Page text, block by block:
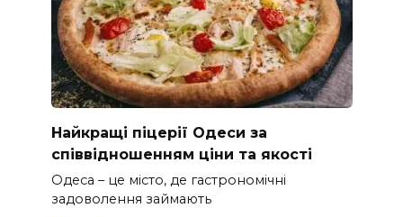
Найкращі піцерії Одеси за
співвідношенням ціни та якості
Одеса – це місто, де гастрономічні
задоволення займають